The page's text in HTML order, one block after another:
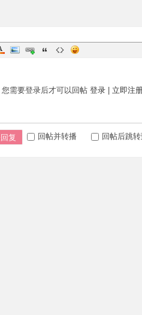
您需要登录后才可以回帖 登录| 立即注
复 回帖并转播 回帖后跳